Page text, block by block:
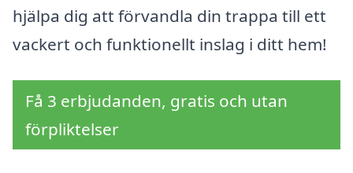
hjälpa dig att förvandla din trappa till ett
vackert och funktionellt inslag i ditt hem!
Få 3 erbjudanden, gratis och utan
förpliktelser